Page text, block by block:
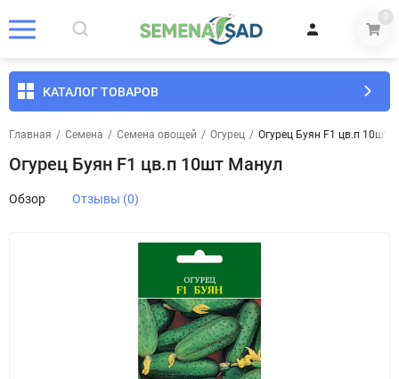
0
КАТАЛОГ ТОВАРОВ
Главная / Семена / Семена овощей / Огурец / Огурец Буян F1 цв.п 10шт
Огурец Буян F1 цв.п 10шт Манул
Обзор Отзывы (0)